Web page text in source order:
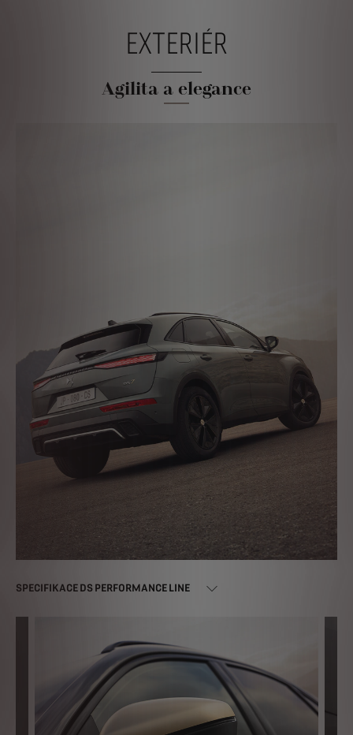
EXTERIÉR
Agilita a elegance
SPECIFIKACE DS PERFORMANCE LINE